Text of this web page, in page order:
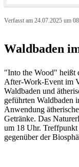
Verfasst am 24.07.2025 um
Waldbaden
"Into the Wood" heißt
After-Work-Event im
Waldbaden und
geführten Waldbaden
Anwendung
Getränke. Das
um 18 Uhr. Treffpunkt
gegenüber der